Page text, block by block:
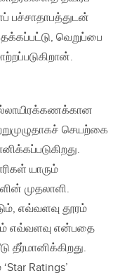
பச்சாதாபத்துடன்
வெறுப்பை
செயற்கை
யாரும்
முதலாளி.
எவ்வளவு தூரம்
எவ்வளவு என்பதை
தீர்மானிக்கிறது.
Ratings’